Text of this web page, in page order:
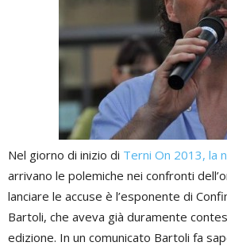
Nel giorno di inizio di Terni On 2013, la
arrivano le polemiche nei confronti
lanciare le accuse è l’esponente di
Bartoli, che aveva già duramente
edizione. In un comunicato Bartoli fa